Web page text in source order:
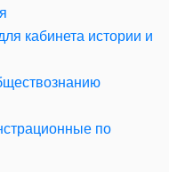
кабинета истории и
по